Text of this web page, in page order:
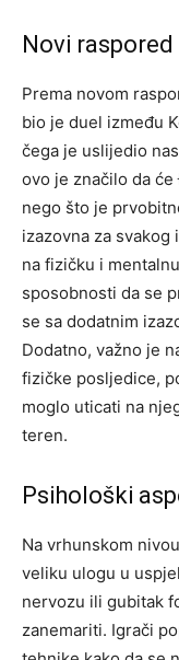
Novi
Prema novom
bio je duel između
čega je uslijedio
ovo je značilo da
nego što je
izazovna za
na fizičku i
sposobnosti da se
se sa dodatnim
Dodatno, važno je
fizičke posljedice,
moglo uticati na
teren.
Psihološki
Na vrhunskom
veliku ulogu u
nervozu ili gubitak
zanemariti. Igrači